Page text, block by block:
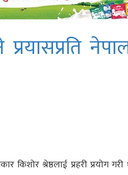
श्रेष्ठलाई प्रहरी प्रयोग